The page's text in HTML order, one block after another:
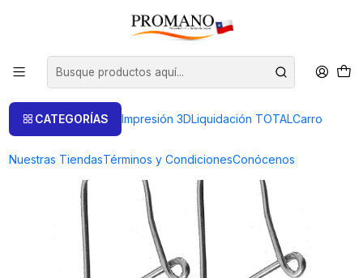
CATEGORÍAS Impresión 3DLiquidación TOTALCarro
Nuestras TiendasTérminos y CondicionesConócenos
Productos de Plata Ganchos Plata
GANCHOS DE PLATA AG 950 PARA AROS X PAR (PP-G2)